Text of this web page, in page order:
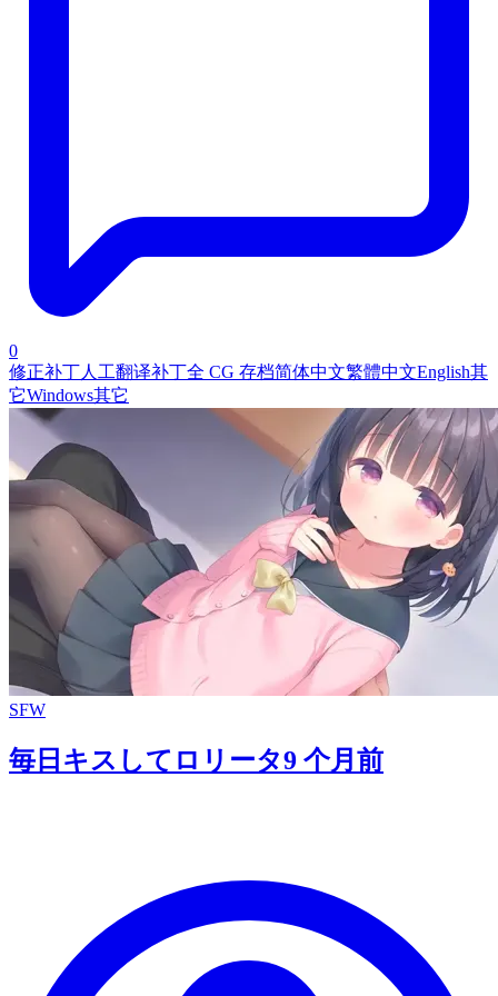
0
修正补丁人工翻译补丁全 CG 存档简体中文繁體中文English其
它Windows其它
SFW
毎日キスしてロリータ9 个月前